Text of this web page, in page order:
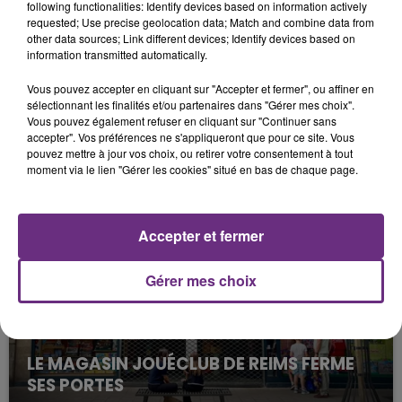
LA CENTRALE NUCLÉAIRE DE CHOOZ
TOUJOURS À L'ARRÊT
Cela fait déjà une semaine que la centrale
justifiée par la sécheresse intense qui est toujours
LE MAGASIN JOUÉCLUB DE REIMS FERME
SES PORTES
following functionalities: Identify devices based on information actively
requested; Use precise geolocation data; Match and combine data from
other data sources; Link different devices; Identify devices based on
information transmitted automatically.
Vous pouvez accepter en cliquant sur "Accepter et fermer", ou affiner en
sélectionnant les finalités et/ou partenaires dans "Gérer mes choix".
Vous pouvez également refuser en cliquant sur "Continuer sans
accepter". Vos préférences ne s'appliqueront que pour ce site. Vous
pouvez mettre à jour vos choix, ou retirer votre consentement à tout
moment via le lien "Gérer les cookies" situé en bas de chaque page.
Gérer mes choix
Accepter et fermer